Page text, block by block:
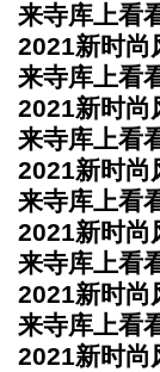
来寺库上看
2021新时尚
来寺库上看
2021新时尚
来寺库上看
2021新时尚
来寺库上看
2021新时尚
来寺库上看
2021新时尚
来寺库上看
2021新时尚